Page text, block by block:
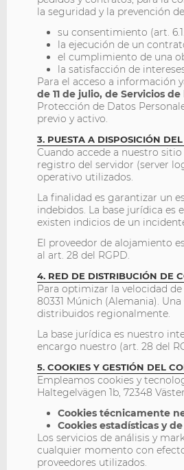
la seguridad y la prevención
su consentimiento (art.
la ejecución de un
el cumplimiento de una
la satisfacción de
Para el acceso a información
de 11 de julio, de Servicios
Protección de Datos
previo y activo.
3. PUESTA A DISPOSICIÓN
Cuando accede a nuestro
registro del servidor (server
operativo utilizados.
La finalidad es garantizar un
indebidos. La base jurídica es
existen indicios de un
El proveedor de alojamiento
al art. 28 del RGPD.
4. RED DE DISTRIBUCIÓN DE
Para optimizar la velocidad
80331 Múnich (Alemania).
distribuidos regionalmente.
La base jurídica es nuestro
encargo nuestro (art. 28 del
5. COOKIES Y GESTIÓN DEL
Empleamos cookies y
Haltegelvägen 1b, 72348
Cookies técnicamente
Cookies estadísticas y
Los servicios de análisis y
cualquier momento con
proveedores utilizados.